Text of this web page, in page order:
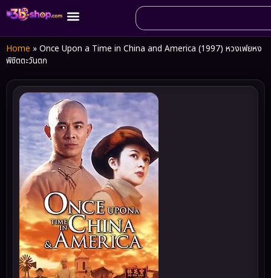
Home » Once Upon a Time in China and America (1997) หวงเฟยหง
พิชิตตะวันตก